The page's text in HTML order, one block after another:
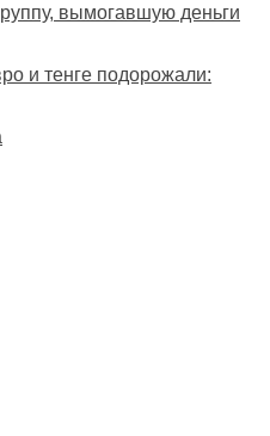
вымогавшую деньги
и тенге подорожали: